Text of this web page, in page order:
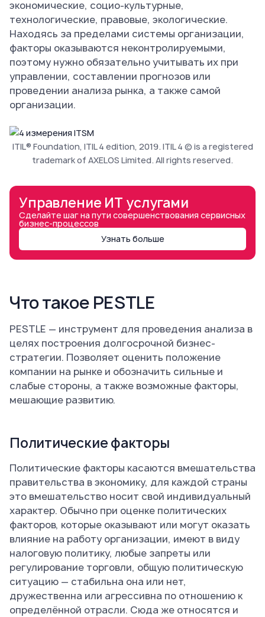
экономические, социо-культурные,
технологические, правовые, экологические.
Находясь за пределами системы организации,
факторы оказываются неконтролируемыми,
поэтому нужно обязательно учитывать их при
управлении, составлении прогнозов или
проведении анализа рынка, а также самой
организации.
ITIL® Foundation, ITIL 4 edition, 2019. ITIL 4 © is a registered
trademark of AXELOS Limited. All rights reserved.
Управление ИТ услугами
Сделайте шаг на пути совершенствования сервисных
бизнес-процессов
Узнать больше
Что такое PESTLE
PESTLE — инструмент для проведения анализа в
целях построения долгосрочной бизнес-
стратегии. Позволяет оценить положение
компании на рынке и обозначить сильные и
слабые стороны, а также возможные факторы,
мешающие развитию.
Политические факторы
Политические факторы касаются вмешательства
правительства в экономику, для каждой страны
это вмешательство носит свой индивидуальный
характер. Обычно при оценке политических
факторов, которые оказывают или могут оказать
влияние на работу организации, имеют в виду
налоговую политику, любые запреты или
регулирование торговли, общую политическую
ситуацию — стабильна она или нет,
дружественна или агрессивна по отношению к
определённой отрасли. Сюда же относятся и